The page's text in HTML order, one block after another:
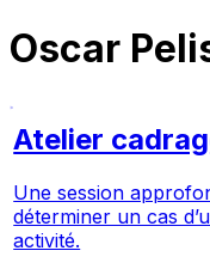
Oscar
Atelier
Une session
déterminer un cas
activité.